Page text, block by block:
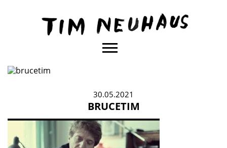
TIM
NEUHAUS
30.05.2021
BRUCETIM